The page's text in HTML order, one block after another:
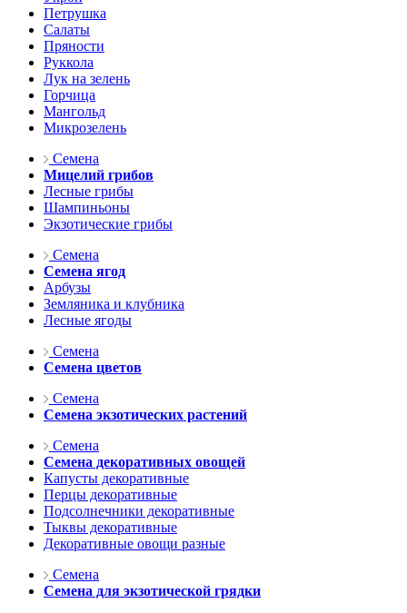
Петрушка
Салаты
Пряности
Руккола
Лук на зелень
Горчица
Мангольд
Микрозелень
Семена
Мицелий грибов
Лесные грибы
Шампиньоны
Экзотические грибы
Семена
Семена ягод
Арбузы
Земляника и клубника
Лесные ягоды
Семена
Семена цветов
Семена
Семена экзотических растений
Семена
Семена декоративных овощей
Капусты декоративные
Перцы декоративные
Подсолнечники декоративные
Тыквы декоративные
Декоративные овощи разные
Семена
Семена для экзотической грядки